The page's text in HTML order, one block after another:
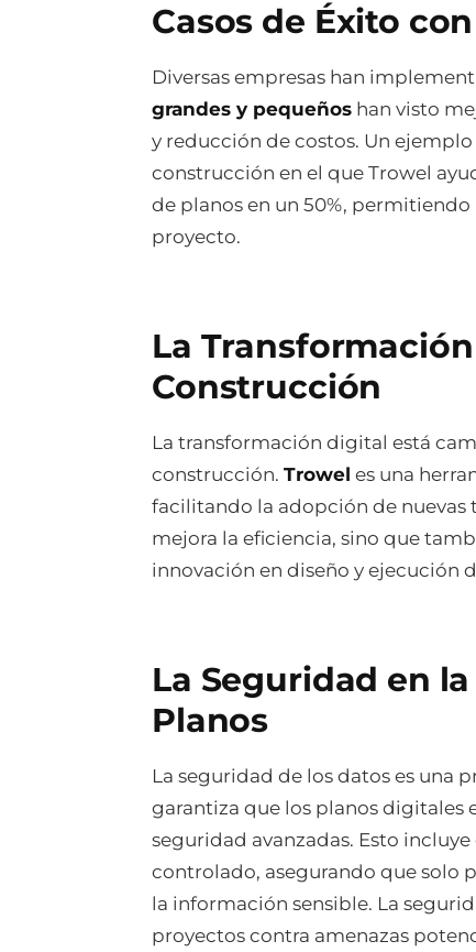
Casos de Éxito
Diversas empresas han
grandes y pequeños han visto
y reducción de costos. Un
construcción en el que Trowel
de planos en un 50%,
proyecto.
La
Construcción
La transformación digital está
construcción. Trowel es una
facilitando la adopción de
mejora la eficiencia, sino que
innovación en diseño y ejecución
La Seguridad en
Planos
La seguridad de los datos es una
garantiza que los planos digitales
seguridad avanzadas. Esto
controlado, asegurando que solo
la información sensible. La
proyectos contra amenazas